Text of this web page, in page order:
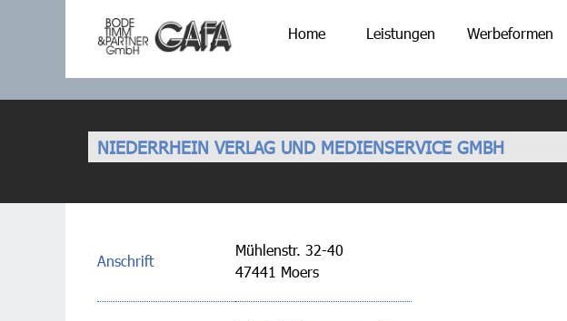
Home Leistungen Werbeformen
NIEDERRHEIN VERLAG UND MEDIENSERVICE GMBH
Anschrift
Mühlenstr. 32-40
47441 Moers